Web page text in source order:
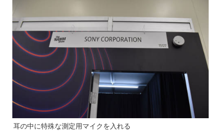
耳の中に特殊な測定用マイクを入れる